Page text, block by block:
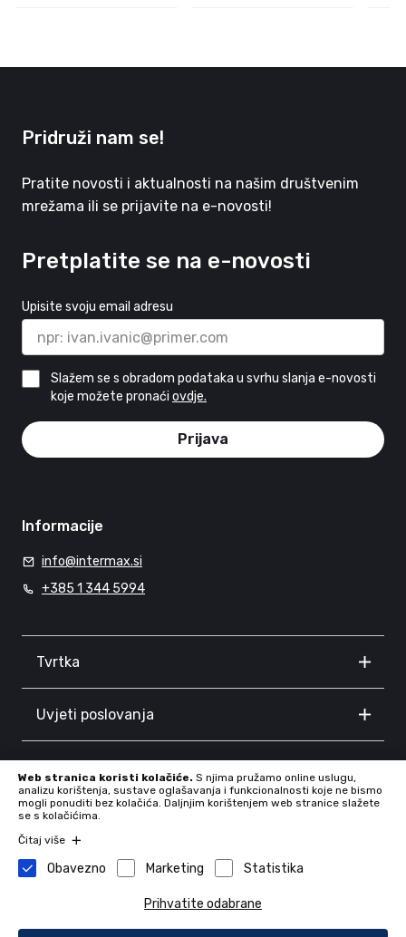
Pridruži nam se!
Pratite novosti i aktualnosti na našim društvenim
mrežama ili se prijavite na e-novosti!
Pretplatite se na e-novosti
Upisite svoju email adresu
Slažem se s obradom podataka u svrhu slanja e-novosti
koje možete pronaći ovdje.
Prijava
Informacije
info@intermax.si
+385 1 344 5994
Tvrtka
Uvjeti poslovanja
Web stranica koristi kolačiće. S njima pružamo online uslugu,
analizu korištenja, sustave oglašavanja i funkcionalnosti koje ne bismo
mogli ponuditi bez kolačića. Daljnjim korištenjem web stranice slažete
se s kolačićima.
Čitaj više
Obavezno Marketing Statistika
Prihvatite odabrane